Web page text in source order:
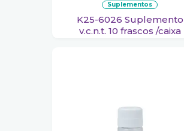
suplementos
K25-6026 Suplemento
v.c.n.t. 10 frascos /caixa